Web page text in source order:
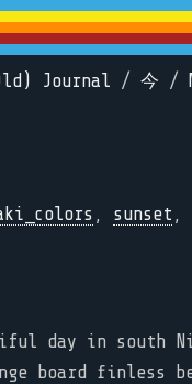
Journal / 今 /
, sunset ,
day in south
board finless